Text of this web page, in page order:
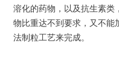
溶化的药物，以及抗生素类
物比重达不到要求，又不能
法制粒工艺来完成。